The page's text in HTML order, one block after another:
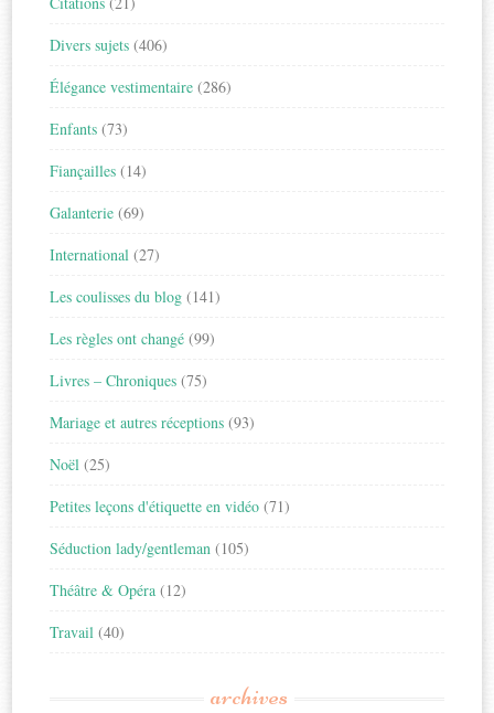
Divers sujets (406)
Élégance vestimentaire (286)
Enfants (73)
Fiançailles (14)
Galanterie (69)
International (27)
Les coulisses du blog (141)
Les règles ont changé (99)
Livres – Chroniques (75)
Mariage et autres réceptions (93)
Noël (25)
Petites leçons d'étiquette en vidéo (71)
Séduction lady/gentleman (105)
Théâtre & Opéra (12)
Travail (40)
archives